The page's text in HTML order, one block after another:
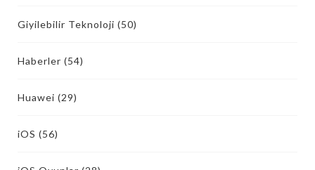
Giyilebilir Teknoloji (50)
Haberler (54)
Huawei (29)
iOS (56)